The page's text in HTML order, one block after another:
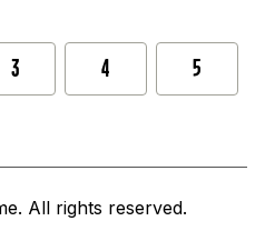
3 4 5
All rights reserved.